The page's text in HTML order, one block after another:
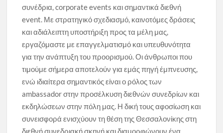
συνέδρια, corporate events και σημαντικά διεθνή
event. Με στρατηγικό σχεδιασμό, καινοτόμες δράσεις
και αδιάλειπτη υποστήριξη προς τα μέλη μας,
εργαζόμαστε με επαγγελματισμό και υπευθυνότητα
για την ανάπτυξη του προορισμού. Οι άνθρωποι που
τιμούμε σήμερα αποτελούν για εμάς πηγή έμπνευσης,
ενώ ιδιαίτερα σημαντικός είναι ο ρόλος των
ambassador στην προσέλκυση διεθνών συνεδρίων και
εκδηλώσεων στην πόλη μας. Η δική τους αφοσίωση και
συνεισφορά ενισχύουν τη θέση της Θεσσαλονίκης στη
διεθνή συνεδριακή σκηνή και διαμορφώνουν ένα